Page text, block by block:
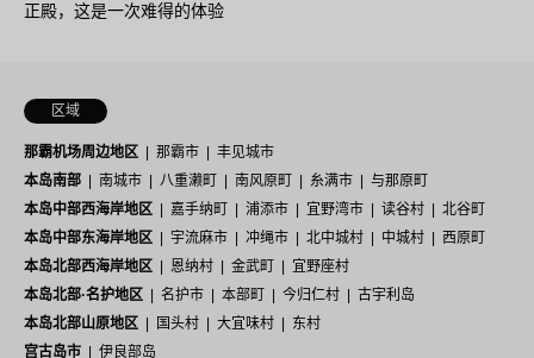
正殿，这是一次难得的体验
区域
那霸机场周边地区 那霸市
丰见城市
本岛南部
南城市 八重濑町 南风原町 糸满市
与那原町
本岛中部西海岸地区
嘉手纳町 浦添市 宜野湾市 读谷村
北谷町
本岛中部东海岸地区
宇流麻市 冲绳市 北中城村 中城村
西原町
本岛北部西海岸地区
恩纳村 金武町
宜野座村
本岛北部·名护地区
名护市 本部町 今归仁村
古宇利岛
本岛北部山原地区
国头村 大宜味村
东村
宫古岛市
伊良部岛